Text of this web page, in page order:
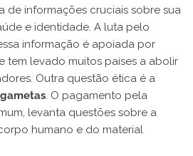
de informações cruciais sobre sua
e identidade. A luta pelo
informação é apoiada por
tem levado muitos países a abolir
Outra questão ética é a
. O pagamento pela
levanta questões sobre a
humano e do material